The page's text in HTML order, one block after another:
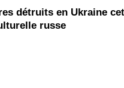
détruits en Ukraine
russe